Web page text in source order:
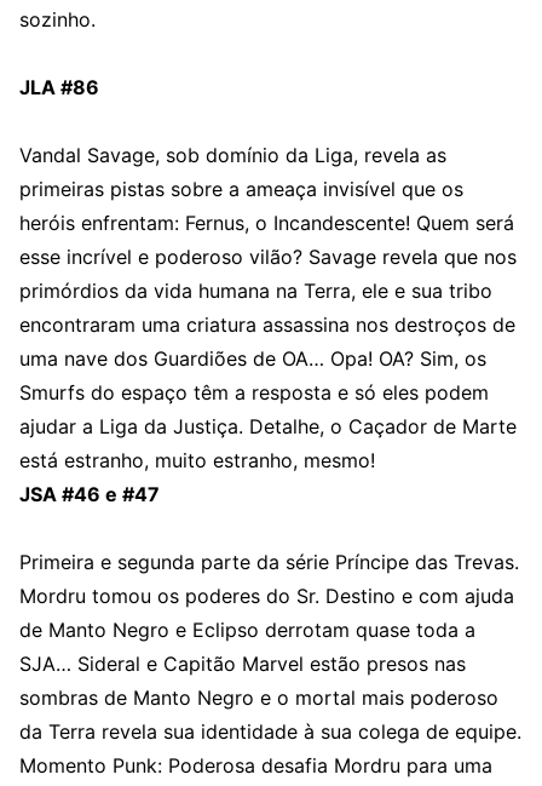
sozinho.
JLA #86
Vandal Savage, sob domínio da Liga, revela as
primeiras pistas sobre a ameaça invisível que os
heróis enfrentam: Fernus, o Incandescente! Quem será
esse incrível e poderoso vilão? Savage revela que nos
primórdios da vida humana na Terra, ele e sua tribo
encontraram uma criatura assassina nos destroços de
uma nave dos Guardiões de OA… Opa! OA? Sim, os
Smurfs do espaço têm a resposta e só eles podem
ajudar a Liga da Justiça. Detalhe, o Caçador de Marte
está estranho, muito estranho, mesmo!
JSA #46 e #47
Primeira e segunda parte da série Príncipe das Trevas.
Mordru tomou os poderes do Sr. Destino e com ajuda
de Manto Negro e Eclipso derrotam quase toda a
SJA… Sideral e Capitão Marvel estão presos nas
sombras de Manto Negro e o mortal mais poderoso
da Terra revela sua identidade à sua colega de equipe.
Momento Punk: Poderosa desafia Mordru para uma